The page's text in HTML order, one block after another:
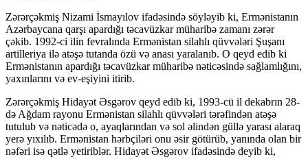
Zərərçəkmiş Nizami İsmayılov ifadəsində söyləyib ki, Ermənistanın
Azərbaycana qarşı apardığı təcavüzkar müharibə zamanı zərər
çəkib. 1992-ci ilin fevralında Ermənistan silahlı qüvvələri Şuşanı
artilleriya ilə atəşə tutanda özü və anası yaralanıb. O qeyd edib ki
Ermənistanın apardığı təcavüzkar müharibə nəticəsində sağlamlığını,
yaxınlarını və ev-eşiyini itirib.
Zərərçəkmiş Hidayət Əsgərov qeyd edib ki, 1993-cü il dekabrın 28-
də Ağdam rayonu Ermənistan silahlı qüvvələri tərəfindən atəşə
tutulub və nəticədə o, ayaqlarından və sol əlindən güllə yarası alaraq
yerə yıxılıb. Ermənistan hərbçiləri onu əsir götürüb, yanında olan bir
nəfəri isə qətlə yetiriblər. Hidayət Əsgərov ifadəsində deyib ki,